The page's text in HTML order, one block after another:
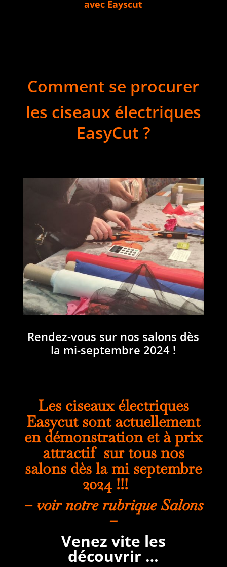
avec Eayscut
Comment se procurer
les ciseaux électriques
EasyCut ?
Rendez-vous sur nos salons dès
la mi-septembre 2024 !
Les ciseaux électriques
Easycut sont actuellement
en démonstration et à prix
attractif sur tous nos
salons dès la mi septembre
2024 !!!
– voir notre rubrique Salons
–
Venez vite les
découvrir …